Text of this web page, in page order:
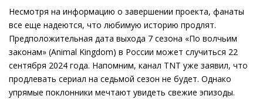
Несмотря на информацию о завершении проекта, фанаты
все еще надеются, что любимую историю продлят.
Предположительная дата выхода 7 сезона «По волчьим
законам» (Animal Kingdom) в России может случиться 22
сентября 2024 года. Напомним, канал TNT уже заявил, что
продлевать сериал на седьмой сезон не будет. Однако
упрямые поклонники мечтают увидеть свежие эпизоды.